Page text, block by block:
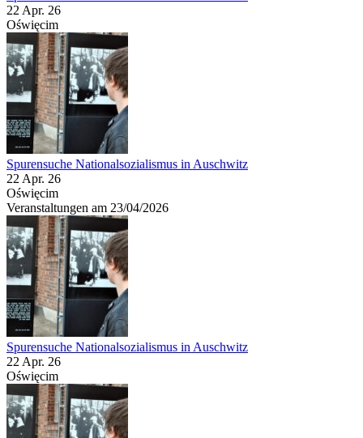
22 Apr. 26
Oświęcim
Spurensuche Nationalsozialismus in Auschwitz
22 Apr. 26
Oświęcim
Veranstaltungen am 23/04/2026
Spurensuche Nationalsozialismus in Auschwitz
22 Apr. 26
Oświęcim